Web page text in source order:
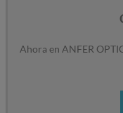
Ahora en ANFER